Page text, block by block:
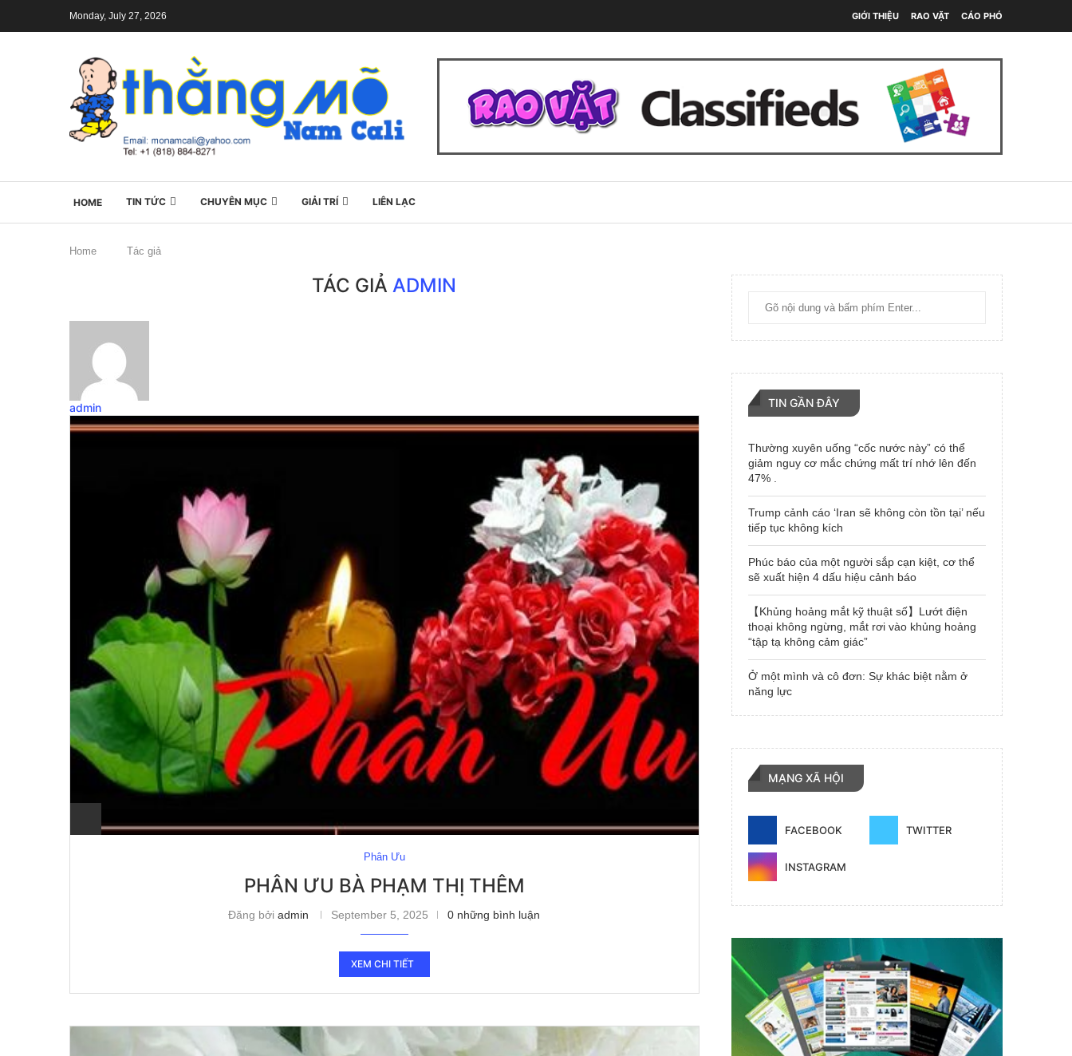
Monday, July 27, 2026 GIỚI THIỆU RAO VẶT CÁO PHÓ
HOME TIN TỨC CHUYÊN MỤC GIẢI TRÍ LIÊN LẠC
Home Tác giả
TÁC GIẢ ADMIN
admin
Phân Ưu
PHÂN ƯU BÀ PHẠM THỊ THÊM
Đăng bởiadmin September 5, 2025 0 những bình luận
XEM CHI TIẾT
TIN GẦN ĐÂY
Thường xuyên uống “cốc nước này” có thể
giảm nguy cơ mắc chứng mất trí nhớ lên đến
47% .
Trump cảnh cáo ‘Iran sẽ không còn tồn tại’ nếu
tiếp tục không kích
Phúc báo của một người sắp cạn kiệt, cơ thể
sẽ xuất hiện 4 dấu hiệu cảnh báo
【Khủng hoảng mắt kỹ thuật số】Lướt điện
thoại không ngừng, mắt rơi vào khủng hoảng
“tập tạ không cảm giác”
Ở một mình và cô đơn: Sự khác biệt nằm ở
năng lực
MẠNG XÃ HỘI
FACEBOOK TWITTER
INSTAGRAM